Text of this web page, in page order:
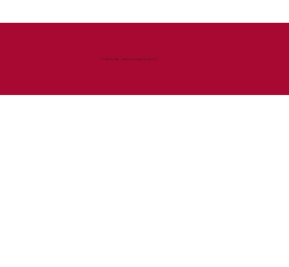
© 2026 by DEM - Diseño Estrategico de Marca™